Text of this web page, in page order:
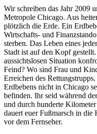
Wir schreiben das Jahr 2009
Metropole Chicago. Aus
plötzlich die Erde. Ein
Wirtschafts- und
sterben. Das Leben eines
Stadt ist auf den Kopf
aussichtslosen Situation
Feind? Wo sind Frau und
Erreichen des
Erdbebens nicht in Chicago
befinden. Ihr seid während
und durch hunderte
dauert euer Fußmarsch in die
vor dem Fernseher.